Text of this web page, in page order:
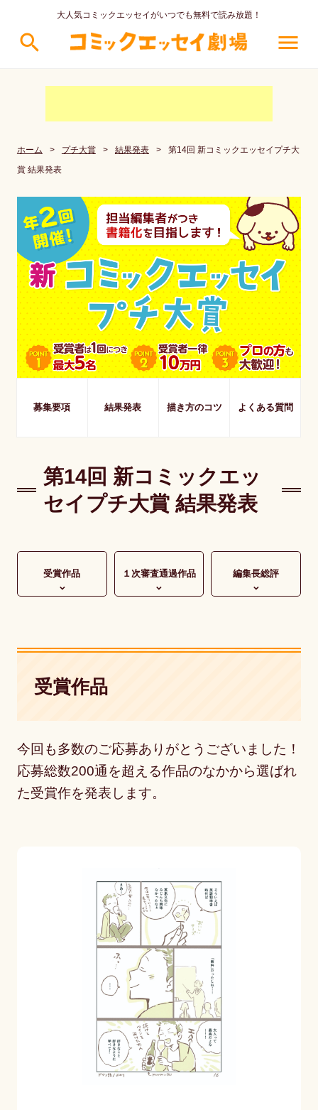
大人気コミックエッセイがいつでも無料で読み放題！
search menu
ホーム > プチ大賞 > 結果発表 >
第14回 新コミックエッセイプチ大
賞 結果発表
募集要項 結果発表 描き方のコツ よくある質問
第14回 新コミックエッ
セイプチ大賞 結果発表
受賞作品 １次審査通過作品 編集長総評
受賞作品
今回も多数のご応募ありがとうございました！
応募総数200通を超える作品のなかから選ばれ
た受賞作を発表します。